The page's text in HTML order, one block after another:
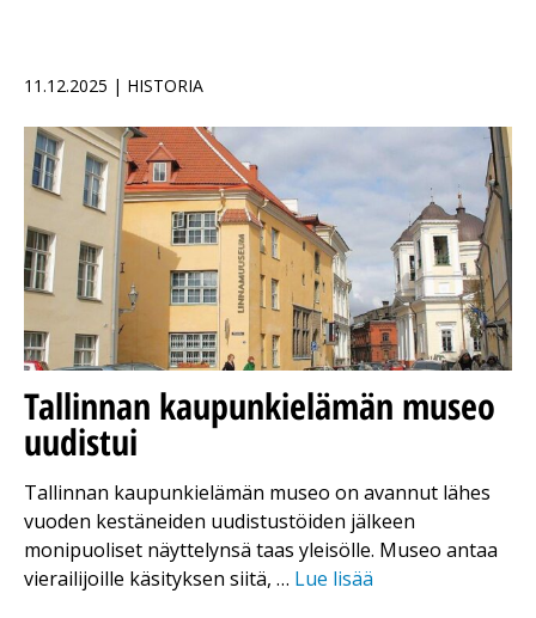
11.12.2025 | HISTORIA
Tallinnan kaupunkielämän museo
uudistui
Tallinnan kaupunkielämän museo on avannut lähes
vuoden kestäneiden uudistustöiden jälkeen
monipuoliset näyttelynsä taas yleisölle. Museo antaa
vierailijoille käsityksen siitä, … Lue lisää